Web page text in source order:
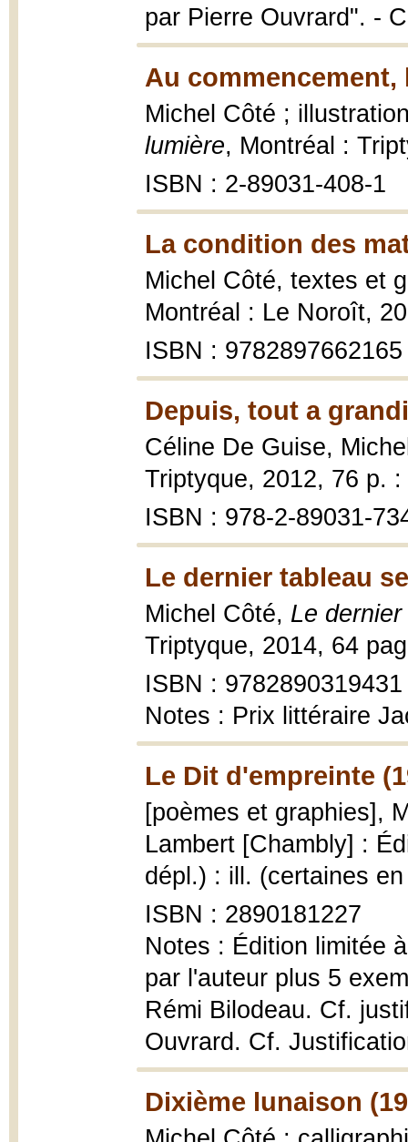
par Pierre Ouvrard". -
Au commencement,
Michel Côté ;
lumière, Montréal :
ISBN : 2-89031-408-1
La condition des
Michel Côté, textes et
Montréal : Le Noroît,
ISBN : 9782897662165
Depuis, tout a
Céline De Guise,
Triptyque, 2012, 76 p.
ISBN : 978-2-89031-
Le dernier tableau
Michel Côté, Le
Triptyque, 2014, 64
ISBN : 9782890319431
Notes : Prix littéraire
Le Dit d'empreinte
[poèmes et graphies],
Lambert [Chambly] :
dépl.) : ill. (certaines
ISBN : 2890181227
Notes : Édition limitée
par l'auteur plus 5
Rémi Bilodeau. Cf.
Ouvrard. Cf.
Dixième lunaison